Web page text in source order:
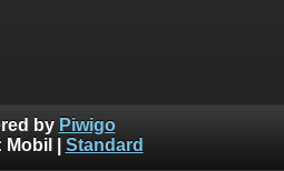
by Piwigo
Mobil Standard